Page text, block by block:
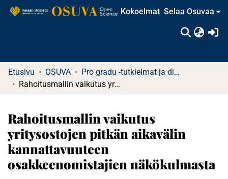
Kokoelmat Selaa Osuvaa
Etusivu OSUVA
Pro gradu -tutkielmat ja diplomityöt (rajattu saatavuus)
Rahoitusmallin vaikutus yritysostojen pitkän aikavälin kannattavuuteen osakkeenomistajien näkökulmasta
Rahoitusmallin vaikutus
yritysostojen pitkän aikavälin
kannattavuuteen
osakkeenomistajien näkökulmasta